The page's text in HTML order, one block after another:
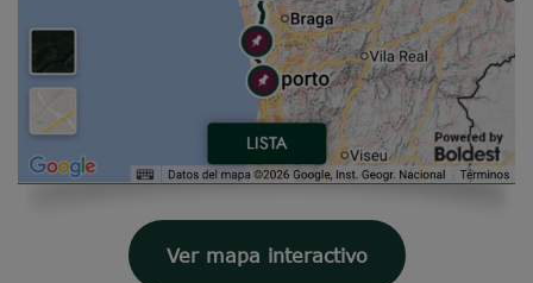
Ver mapa interactivo